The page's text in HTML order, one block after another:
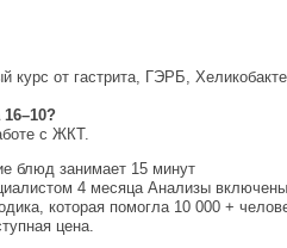
курс от гастрита, ГЭРБ,
с ЖКТ.
блюд занимает 15 минут
4 месяца Анализы
которая помогла 10 000 +
цена.